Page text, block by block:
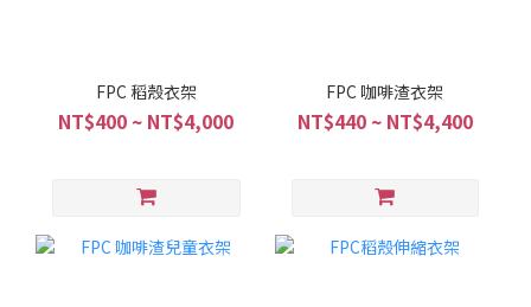
FPC 稻殼衣架
NT$400 ~ NT$4,000
FPC 咖啡渣衣架
NT$440 ~ NT$4,400